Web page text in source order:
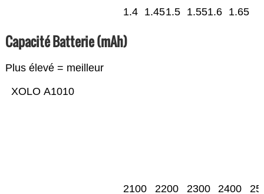
1.4 1.451.5 1.551.6 1.65
Capacité Batterie (mAh)
Plus élevé = meilleur
XOLO A1010
2100 2200 2300 2400